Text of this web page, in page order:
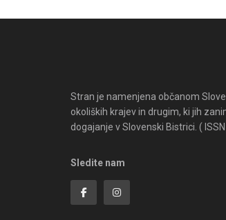
Stran je namenjena občanom
okoliških krajev in drugim, ki jih
dogajanje v Slovenski Bistrici. (
Sledite nam